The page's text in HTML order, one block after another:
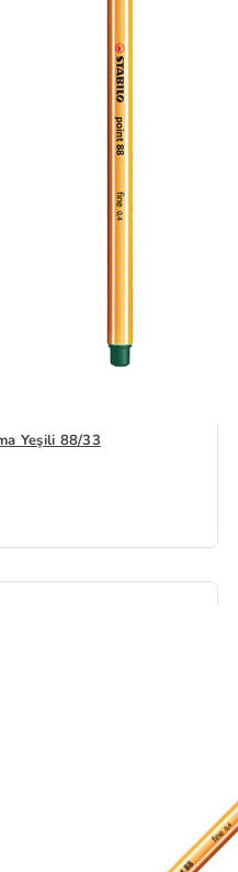
Yeşili 88/33